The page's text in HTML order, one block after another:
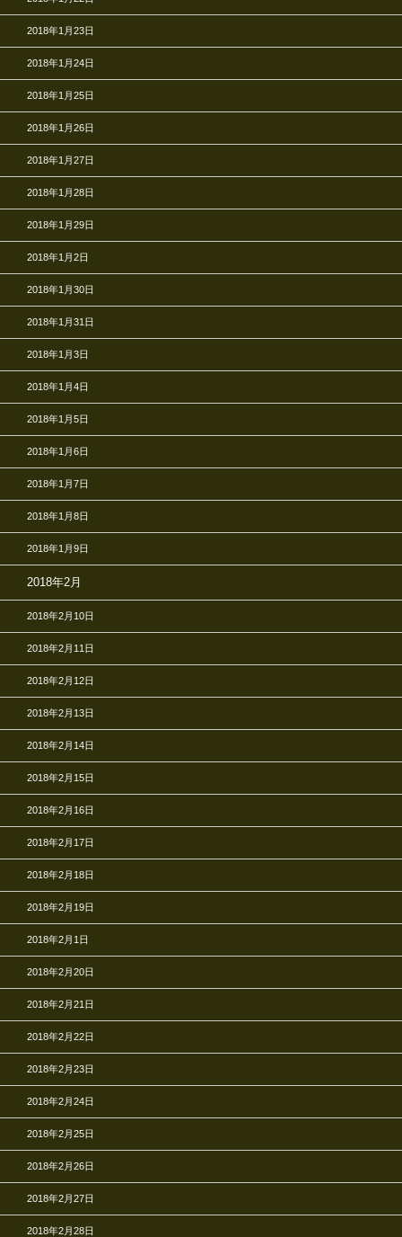
2018年1月23日
2018年1月24日
2018年1月25日
2018年1月26日
2018年1月27日
2018年1月28日
2018年1月29日
2018年1月2日
2018年1月30日
2018年1月31日
2018年1月3日
2018年1月4日
2018年1月5日
2018年1月6日
2018年1月7日
2018年1月8日
2018年1月9日
2018年2月
2018年2月10日
2018年2月11日
2018年2月12日
2018年2月13日
2018年2月14日
2018年2月15日
2018年2月16日
2018年2月17日
2018年2月18日
2018年2月19日
2018年2月1日
2018年2月20日
2018年2月21日
2018年2月22日
2018年2月23日
2018年2月24日
2018年2月25日
2018年2月26日
2018年2月27日
2018年2月28日